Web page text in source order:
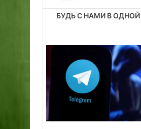
ПБУДЬ С НАМИ В ОДНОЙ